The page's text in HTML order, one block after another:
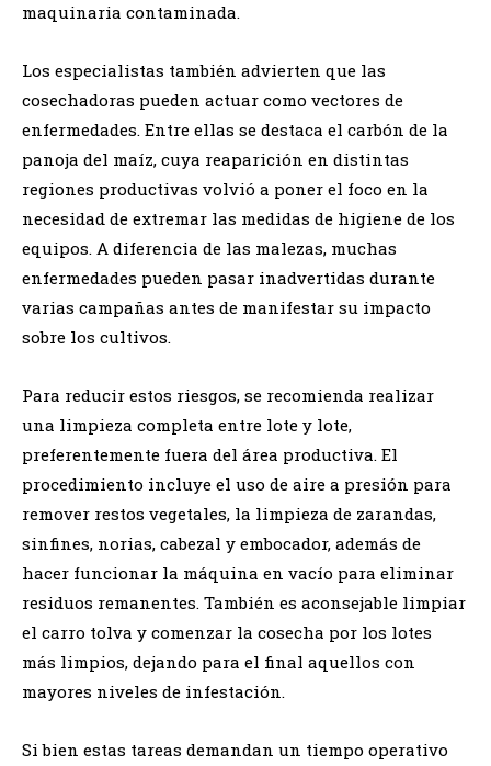
maquinaria contaminada.
Los especialistas también advierten que las
cosechadoras pueden actuar como vectores de
enfermedades. Entre ellas se destaca el carbón de la
panoja del maíz, cuya reaparición en distintas
regiones productivas volvió a poner el foco en la
necesidad de extremar las medidas de higiene de los
equipos. A diferencia de las malezas, muchas
enfermedades pueden pasar inadvertidas durante
varias campañas antes de manifestar su impacto
sobre los cultivos.
Para reducir estos riesgos, se recomienda realizar
una limpieza completa entre lote y lote,
preferentemente fuera del área productiva. El
procedimiento incluye el uso de aire a presión para
remover restos vegetales, la limpieza de zarandas,
sinfines, norias, cabezal y embocador, además de
hacer funcionar la máquina en vacío para eliminar
residuos remanentes. También es aconsejable limpiar
el carro tolva y comenzar la cosecha por los lotes
más limpios, dejando para el final aquellos con
mayores niveles de infestación.
Si bien estas tareas demandan un tiempo operativo